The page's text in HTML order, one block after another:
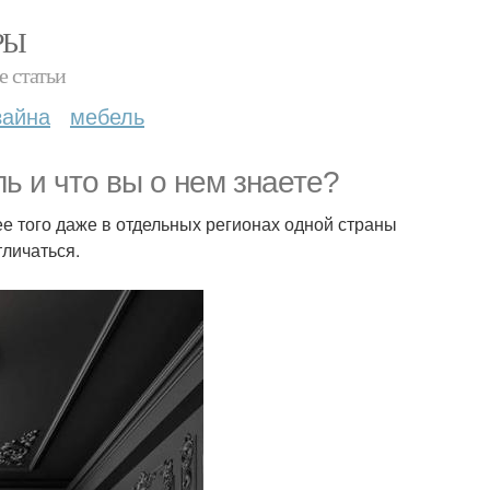
статьи
мебель
и что вы о нем знаете?
того даже в отдельных регионах одной страны